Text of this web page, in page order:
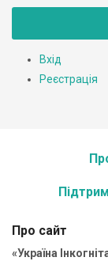
Вхід
Реєстрація
Про сайт
«Україна